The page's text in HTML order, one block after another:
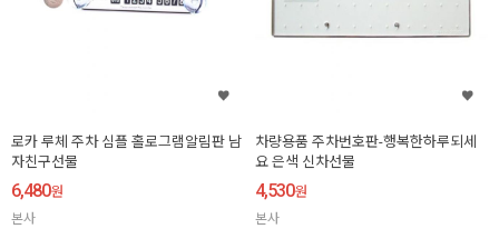
로카 루체 주차 심플 홀로그램알림판 남
자친구선물
6,480원
본사
차량용품 주차번호판-행복한하루되세
요 은색 신차선물
4,530원
본사